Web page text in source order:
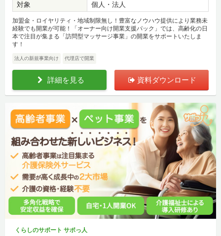
対象 個人・法人
加盟金・ロイヤリティ・地域制限無し！豊富なノウハウ提供により業務未
経験でも開業が可能！「オーナー向け開業支援パック」では、高齢化の日
本で注目が集まる「訪問型マッサージ事業」の開業をサポートいたしま
す！
法人の新規事業向け 代理店で開業
詳細を見る 資料ダウンロード
くらしのサポート サポっ人